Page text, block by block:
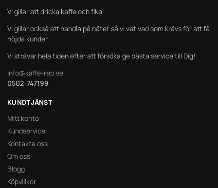
Vi gillar att dricka kaffe och fika.
Vi gillar också att handla på nätet så vi vet vad som krävs för att få
nöjda kunder.
Vi strävar hela tiden efter att försöka ge bästa service till Dig!
info@kaffe-rep.se
0502-747199
KUNDTJÄNST
Mitt konto
Kundservice
Kontakta oss
Om oss
Blogg
Köpvillkor